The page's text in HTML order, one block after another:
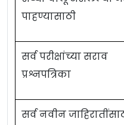
पाहण्यासाठी
सर्व परीक्षांच्या सराव
प्रश्नपत्रिका
सर्व नवीन